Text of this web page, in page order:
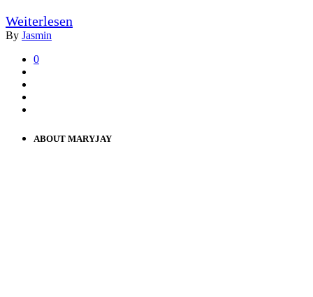
Weiterlesen
By Jasmin
0
ABOUT MARYJAY